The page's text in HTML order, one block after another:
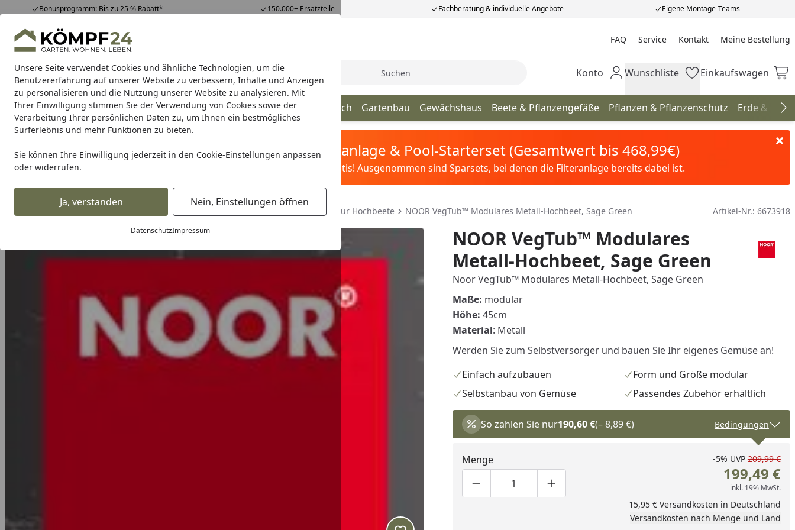
Unsere Seite verwendet Cookies und ähnliche Technologien, um die
Benutzererfahrung auf unserer Website zu verbessern, Inhalte und Anzeigen
zu personalisieren und die Nutzung unserer Website zu analysieren. Mit
Ihrer Einwilligung stimmen Sie der Verwendung von Cookies sowie der
Verarbeitung Ihrer persönlichen Daten zu, um Ihnen ein bestmögliches
Surferlebnis und mehr Funktionen zu bieten.
Sie können Ihre Einwilligung jederzeit in den Cookie-Einstellungen anpassen
oder widerrufen.
Ja, verstanden Nein, Einstellungen öffnen
DatenschutzImpressum
Bonusprogramm: Bis zu 25 % Rabatt* 150.000+ Ersatzteile Fachberatung & individuelle Angebote Eigene Montage-Teams
Hotline07051 / 9 22 22
Mo-Fr. 8-16 Uhr 25.964 Bewertungen FAQ Service Kontakt Meine Bestellung
Meine Bestellung
Alle Produkte
Alle ProdukteHighlights Tipps & Tricks Suche Mein Konto
Konto Wunschliste
Wunschliste Einkaufswagen
Einkaufswagen
Garten Gartenhaus Gerätehaus Carport & Garage Terrassendach Gartenbau Gewächshaus Beete & Pflanzengefäße Pflanzen & Pflanzenschutz Erde &
Karibu Pools inkl. gratis Sandfilteranlage & Pool-Starterset (Gesamtwert bis 468,99€)
Dein Traumpool im Sorglos-Paket: Filter&Pflege gratis! Ausgenommen sind Sparsets, bei denen die Filteranlage bereits dabei ist.
Alles für den Garten Hochbeet, Pflanzkasten & mehr! Hochbeet Zubehör für Hochbeete NOOR VegTub™ Modulares Metall-Hochbeet, Sage Green Artikel-Nr.: 6673918
NOOR VegTub™ Modulares
Metall-Hochbeet, Sage Green
Noor VegTub™ Modulares Metall-Hochbeet, Sage Green
Maße: modular
Höhe: 45cm
Material: Metall
Werden Sie zum Selbstversorger und bauen Sie Ihr eigenes Gemüse an!
Einfach aufzubauen
Form und Größe modular
Selbstanbau von Gemüse
Passendes Zubehör erhältlich
So zahlen Sie nur190,60 €(– 8,89 €) Bedingungen
Menge
Produktmenge um eins verringern
Produktmenge manuell eingeben
Produktmenge um eins erhöhen
-5% UVP 209,99 €
199,49 €
inkl. 19% MwSt.
15,95 € Versandkosten in Deutschland
Versandkosten nach Menge und Land